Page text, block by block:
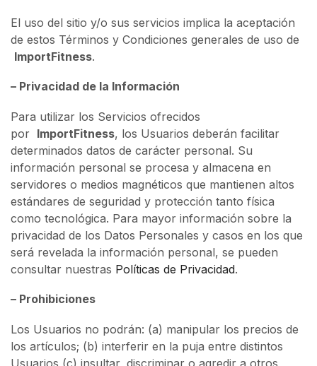
El uso del sitio y/o sus servicios implica la aceptación
de estos Términos y Condiciones generales de uso de
ImportFitness.
– Privacidad de la Información
Para utilizar los Servicios ofrecidos
por ImportFitness, los Usuarios deberán facilitar
determinados datos de carácter personal. Su
información personal se procesa y almacena en
servidores o medios magnéticos que mantienen altos
estándares de seguridad y protección tanto física
como tecnológica. Para mayor información sobre la
privacidad de los Datos Personales y casos en los que
será revelada la información personal, se pueden
consultar nuestras Políticas de Privacidad.
– Prohibiciones
Los Usuarios no podrán: (a) manipular los precios de
los artículos; (b) interferir en la puja entre distintos
Usuarios (c) insultar, discriminar o agredir a otros